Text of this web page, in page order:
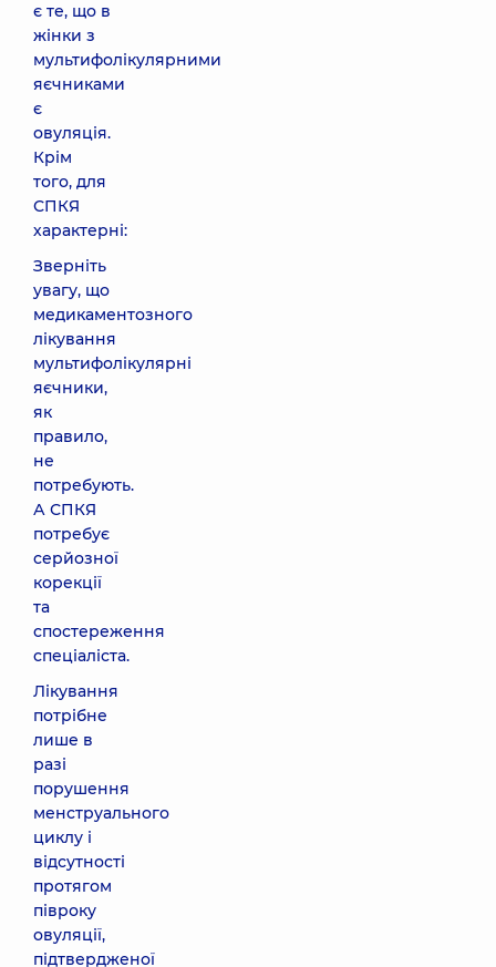
є те, що в
жінки з
мультифолікулярними
яєчниками
є
овуляція.
Крім
того, для
СПКЯ
характерні:
Зверніть
увагу, що
медикаментозного
лікування
мультифолікулярні
яєчники,
як
правило,
не
потребують.
А СПКЯ
потребує
серйозної
корекції
та
спостереження
спеціаліста.
Лікування
потрібне
лише в
разі
порушення
менструального
циклу і
відсутності
протягом
півроку
овуляції,
підтвердженої